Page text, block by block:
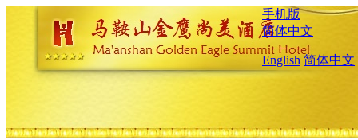
手机版
简体中文
English 简体中文